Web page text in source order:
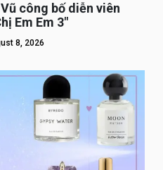
công bố diễn viên
Em Em 3″
8, 2026